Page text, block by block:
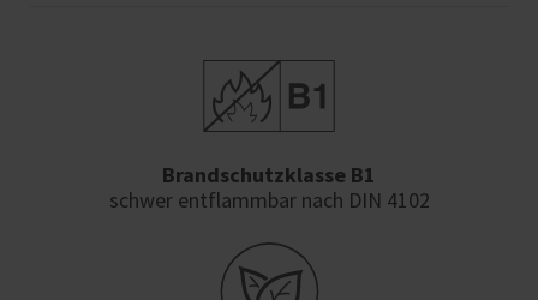
Brandschutzklasse B1
schwer entflammbar nach DIN 4102